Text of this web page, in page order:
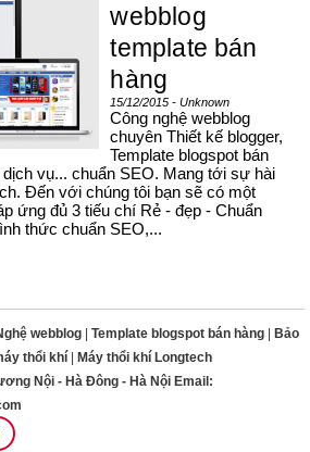
webblog
template bán
hàng
15/12/2015 - Unknown
Công nghệ webblog
chuyên Thiết kế blogger,
Template blogspot bán
dịch vụ... chuẩn SEO. Mang tới sự hài
Đến với chúng tôi bạn sẽ có một
ứng đủ 3 tiếu chí Rẻ - đẹp - Chuẩn
thức chuẩn SEO,...
webblog |Template blogspot bán hàng |Bảo
thổi khí |Máy thổi khí Longtech
Nội - Hà Đông - Hà Nội Email: